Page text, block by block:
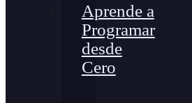
Aprende a
Programar
desde
Cero